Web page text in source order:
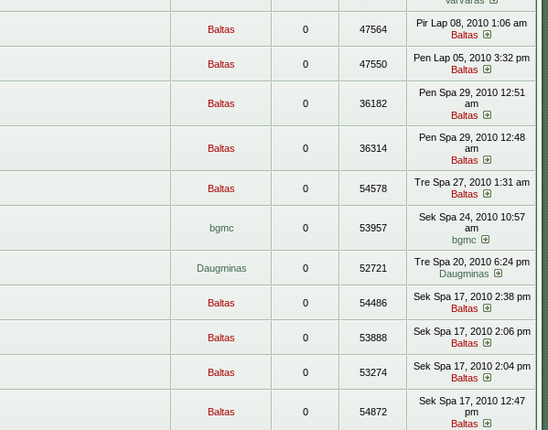
Baltas 0 47564
Pir Lap 08, 2010 1:06 am
Baltas
Baltas 0 47550
Pen Lap 05, 2010 3:32 pm
Baltas
Baltas 0 36182
Pen Spa 29, 2010 12:51
am
Baltas
Baltas 0 36314
Pen Spa 29, 2010 12:48
am
Baltas
Baltas 0 54578
Tre Spa 27, 2010 1:31 am
Baltas
bgmc 0 53957
Sek Spa 24, 2010 10:57
am
bgmc
Daugminas 0 52721
Tre Spa 20, 2010 6:24 pm
Daugminas
Baltas 0 54486
Sek Spa 17, 2010 2:38 pm
Baltas
Baltas 0 53888
Sek Spa 17, 2010 2:06 pm
Baltas
Baltas 0 53274
Sek Spa 17, 2010 2:04 pm
Baltas
Baltas 0 54872
Sek Spa 17, 2010 12:47
pm
Baltas